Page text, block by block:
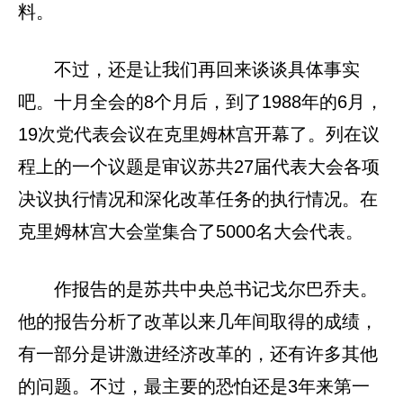
料。
不过，还是让我们再回来谈谈具体事实
吧。十月全会的8个月后，到了1988年的6月，
19次党代表会议在克里姆林宫开幕了。列在议
程上的一个议题是审议苏共27届代表大会各项
决议执行情况和深化改革任务的执行情况。在
克里姆林宫大会堂集合了5000名大会代表。
作报告的是苏共中央总书记戈尔巴乔夫。
他的报告分析了改革以来几年间取得的成绩，
有一部分是讲激进经济改革的，还有许多其他
的问题。不过，最主要的恐怕还是3年来第一